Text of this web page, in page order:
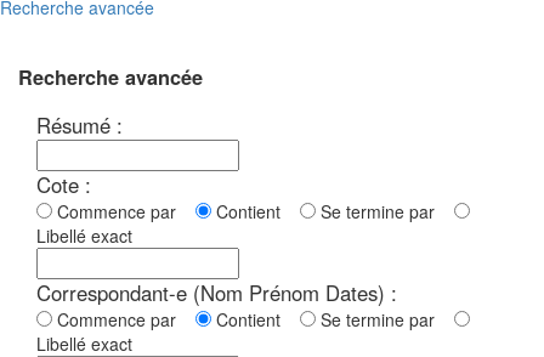
Recherche avancée
Recherche avancée
Résumé :
Cote :
Commence par Contient
Se termine par
Libellé exact
Correspondant-e (Nom Prénom Dates) :
Commence par Contient
Se termine par
Libellé exact